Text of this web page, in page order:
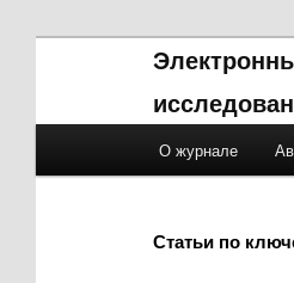
Skip to primary
Skip to
О журнале
Статьи по